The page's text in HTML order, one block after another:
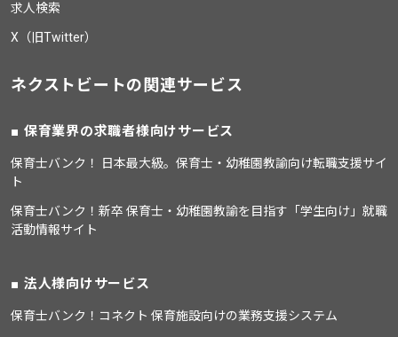
求人検索
X（旧Twitter）
ネクストビートの関連サービス
保育業界の求職者様向けサービス
保育士バンク！ 日本最大級。保育士・幼稚園教諭向け転職支援サイ
ト
保育士バンク！新卒 保育士・幼稚園教諭を目指す「学生向け」就職
活動情報サイト
法人様向けサービス
保育士バンク！コネクト 保育施設向けの業務支援システム